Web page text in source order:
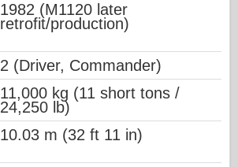
1982 (M1120 later
retrofit/production)
2 (Driver, Commander)
11,000 kg (11 short tons /
24,250 lb)
10.03 m (32 ft 11 in)